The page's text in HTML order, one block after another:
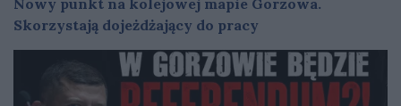
Skorzystają dojeżdżający do pracy